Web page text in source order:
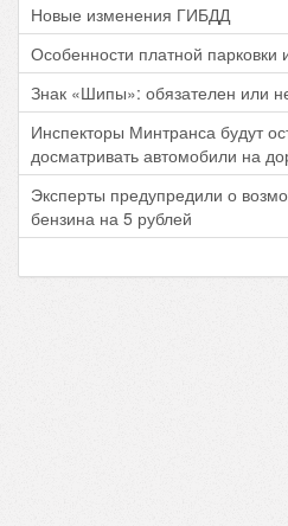
Новые изменения ГИБДД
Особенности платной парковки
Знак «Шипы»: обязателен или
Инспекторы Минтранса будут
досматривать автомобили на
Эксперты предупредили о
бензина на 5 рублей